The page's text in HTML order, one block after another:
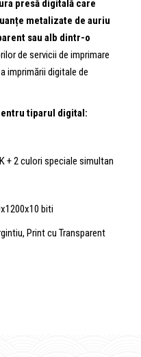
presă digitală care
metalizate de auriu
sau alb dintr-o
de servicii de imprimare
imprimării digitale de
tiparul digital:
+ 2 culori speciale simultan
biti
Print cu Transparent